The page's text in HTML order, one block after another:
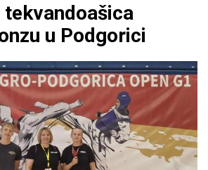
u Podgorici